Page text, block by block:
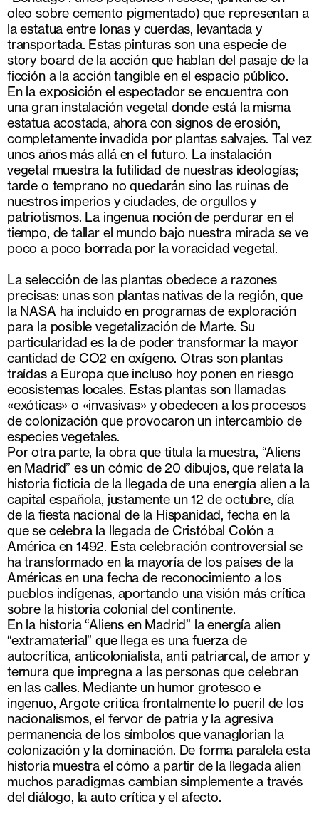
oleo sobre cemento pigmentado) que representan a
la estatua entre lonas y cuerdas, levantada y
transportada. Estas pinturas son una especie de
story board de la acción que hablan del pasaje de la
ficción a la acción tangible en el espacio público.
En la exposición el espectador se encuentra con
una gran instalación vegetal donde está la misma
estatua acostada, ahora con signos de erosión,
completamente invadida por plantas salvajes. Tal vez
unos años más allá en el futuro. La instalación
vegetal muestra la futilidad de nuestras ideologías;
tarde o temprano no quedarán sino las ruinas de
nuestros imperios y ciudades, de orgullos y
patriotismos. La ingenua noción de perdurar en el
tiempo, de tallar el mundo bajo nuestra mirada se ve
poco a poco borrada por la voracidad vegetal.
La selección de las plantas obedece a razones
precisas: unas son plantas nativas de la región, que
la NASA ha incluido en programas de exploración
para la posible vegetalización de Marte. Su
particularidad es la de poder transformar la mayor
cantidad de CO2 en oxígeno. Otras son plantas
traídas a Europa que incluso hoy ponen en riesgo
ecosistemas locales. Estas plantas son llamadas
«exóticas» o «invasivas» y obedecen a los procesos
de colonización que provocaron un intercambio de
especies vegetales.
Por otra parte, la obra que titula la muestra, “Aliens
en Madrid” es un cómic de 20 dibujos, que relata la
historia ficticia de la llegada de una energía alien a la
capital española, justamente un 12 de octubre, día
de la fiesta nacional de la Hispanidad, fecha en la
que se celebra la llegada de Cristóbal Colón a
América en 1492. Esta celebración controversial se
ha transformado en la mayoría de los países de la
Américas en una fecha de reconocimiento a los
pueblos indígenas, aportando una visión más crítica
sobre la historia colonial del continente.
En la historia “Aliens en Madrid” la energía alien
“extramaterial” que llega es una fuerza de
autocrítica, anticolonialista, anti patriarcal, de amor y
ternura que impregna a las personas que celebran
en las calles. Mediante un humor grotesco e
ingenuo, Argote critica frontalmente lo pueril de los
nacionalismos, el fervor de patria y la agresiva
permanencia de los símbolos que vanaglorian la
colonización y la dominación. De forma paralela esta
historia muestra el cómo a partir de la llegada alien
muchos paradigmas cambian simplemente a través
del diálogo, la auto crítica y el afecto.